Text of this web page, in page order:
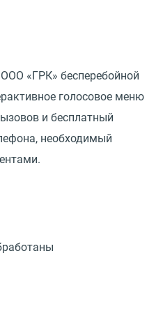
ООО «ГРК» бесперебойной
голосовое меню
и бесплатный
необходимый